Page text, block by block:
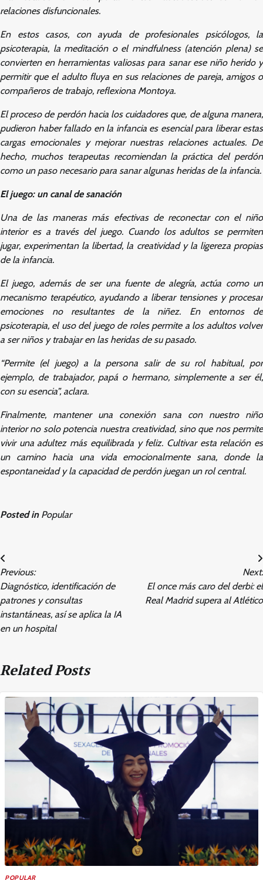
relaciones disfuncionales.
En estos casos, con ayuda de profesionales psicólogos, la
psicoterapia, la meditación o el mindfulness (atención plena) se
convierten en herramientas valiosas para sanar ese niño herido y
permitir que el adulto fluya en sus relaciones de pareja, amigos o
compañeros de trabajo, reflexiona Montoya.
El proceso de perdón hacia los cuidadores que, de alguna manera,
pudieron haber fallado en la infancia es esencial para liberar estas
cargas emocionales y mejorar nuestras relaciones actuales. De
hecho, muchos terapeutas recomiendan la práctica del perdón
como un paso necesario para sanar algunas heridas de la infancia.
El juego: un canal de sanación
Una de las maneras más efectivas de reconectar con el niño
interior es a través del juego. Cuando los adultos se permiten
jugar, experimentan la libertad, la creatividad y la ligereza propias
de la infancia.
El juego, además de ser una fuente de alegría, actúa como un
mecanismo terapéutico, ayudando a liberar tensiones y procesar
emociones no resultantes de la niñez. En entornos de
psicoterapia, el uso del juego de roles permite a los adultos volver
a ser niños y trabajar en las heridas de su pasado.
“Permite (el juego) a la persona salir de su rol habitual, por
ejemplo, de trabajador, papá o hermano, simplemente a ser él,
con su esencia”, aclara.
Finalmente, mantener una conexión sana con nuestro niño
interior no solo potencia nuestra creatividad, sino que nos permite
vivir una adultez más equilibrada y feliz. Cultivar esta relación es
un camino hacia una vida emocionalmente sana, donde la
espontaneidad y la capacidad de perdón juegan un rol central.
Posted in Popular
Post
navigation
Previous:
Diagnóstico, identificación de
patrones y consultas
instantáneas, así se aplica la IA
en un hospital
Next:
El once más caro del derbi: el
Real Madrid supera al Atlético
Related Posts
POPULAR